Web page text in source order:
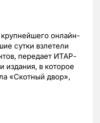
онлайн-
сутки взлетели
передает ИТАР-
в которое
«Скотный двор»,